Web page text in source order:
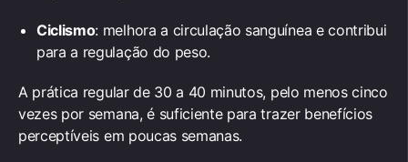
Ciclismo: melhora a circulação sanguínea e contribui
para a regulação do peso.
A prática regular de 30 a 40 minutos, pelo menos cinco
vezes por semana, é suficiente para trazer benefícios
perceptíveis em poucas semanas.